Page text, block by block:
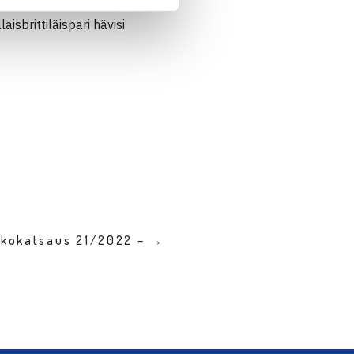
hävisi
21/2022 – →